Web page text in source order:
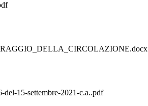
del-15-settembre-2021-c.a..pdf